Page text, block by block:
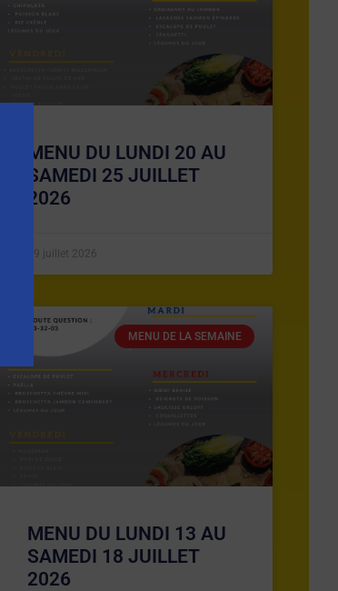
MENU DU LUNDI 20 AU
SAMEDI 25 JUILLET
2026
19 juillet 2026
MENU DE LA SEMAINE
MENU DU LUNDI 13 AU
SAMEDI 18 JUILLET
2026